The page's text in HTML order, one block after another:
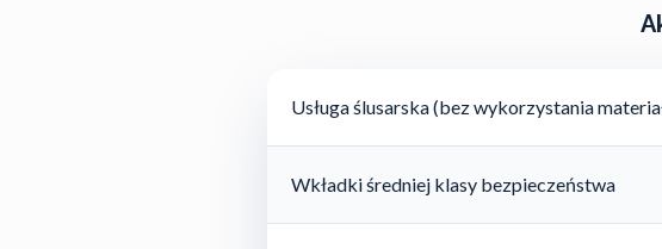
Usługa ślusarska (bez wykorzystania
Wkładki średniej klasy bezpieczeństwa